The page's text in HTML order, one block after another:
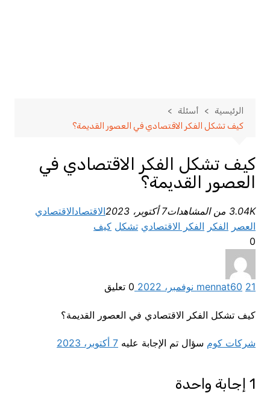
الرئيسية
أسئلة
كيف تشكل الفكر الاقتصادي في العصور القديمة؟
كيف تشكل الفكر الاقتصادي في
العصور القديمة؟
3.04K من المشاهدات 7 أكتوبر، 2023 الاقتصادالاقتصادي
العصر الفكر الفكر الاقتصادي تشكل كيف
0
mennat60 21 نوفمبر، 2022 0 تعليق
كيف تشكل الفكر الاقتصادي في العصور القديمة؟
شركات كوم سؤال تم الإجابة عليه 7 أكتوبر، 2023
1إجابة واحدة